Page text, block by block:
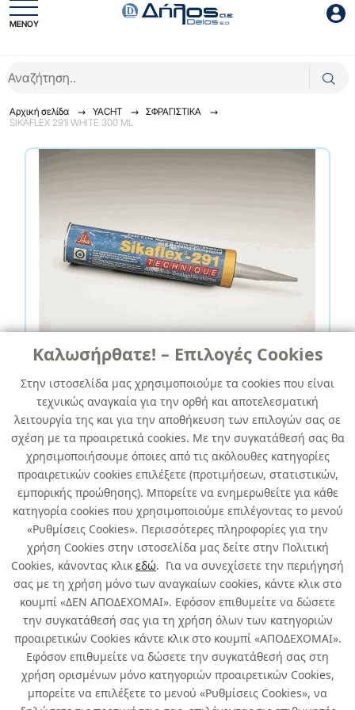
Καλωσήρθατε! – Επιλογές Cookies
Στην ιστοσελίδα μας χρησιμοποιούμε τα cookies που είναι
τεχνικώς αναγκαία για την ορθή και αποτελεσματική
λειτουργία της και για την αποθήκευση των επιλογών σας σε
σχέση με τα προαιρετικά cookies. Με την συγκατάθεσή σας θα
χρησιμοποιήσουμε όποιες από τις ακόλουθες κατηγορίες
προαιρετικών cookies επιλέξετε (προτιμήσεων, στατιστικών,
εμπορικής προώθησης). Μπορείτε να ενημερωθείτε για κάθε
κατηγορία cookies που χρησιμοποιούμε επιλέγοντας το μενού
«Ρυθμίσεις Cookies». Περισσότερες πληροφορίες για την
χρήση Cookies στην ιστοσελίδα μας δείτε στην Πολιτική
Cookies, κάνοντας κλικ εδώ. Για να συνεχίσετε την περιήγησή
σας με τη χρήση μόνο των αναγκαίων cookies, κάντε κλικ στο
κουμπί «ΔΕΝ ΑΠΟΔΕΧΟΜΑΙ». Εφόσον επιθυμείτε να δώσετε
την συγκατάθεσή σας για τη χρήση όλων των κατηγοριών
προαιρετικών Cookies κάντε κλικ στο κουμπί «ΑΠΟΔΕΧΟΜΑΙ».
Εφόσον επιθυμείτε να δώσετε την συγκατάθεσή σας στη
χρήση ορισμένων μόνο κατηγοριών προαιρετικών Cookies,
μπορείτε να επιλέξετε το μενού «Ρυθμίσεις Cookies», να
ΜΕΝΟΥ
Αρχική σελίδα YACHT
ΣΦΡΑΓΙΣΤΙΚΑ
SIKAFLEX 291i WHITE 300 ML
ΣΦΡΑΓΙΣΤΙΚΑ
SIKAFLEX 291i WHITE 300 ML
κωδ. 996420031
12τμχ / συσκευασία
Περιορισμένη Διαθεσιμότητα
Σχετικά με εμάς
Χρήσιμα